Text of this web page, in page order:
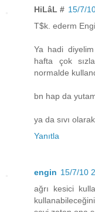
HiLâL # 15/7/
T$k. ederm
Ya hadi
hafta çok
normalde
bn hap da
ya da sıvı
Yanıtla
engin 15/7/10
ağrı kesici